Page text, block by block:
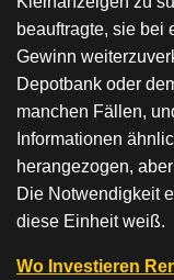
beauftragte, sie bei
Gewinn
Depotbank oder
manchen Fällen,
Informationen
herangezogen,
Die Notwendigkeit
diese Einheit weiß.
Wo Investieren